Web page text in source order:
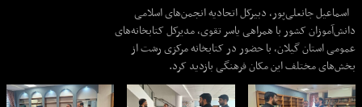
اسماعیل جانعلی‌پور، دبیرکل اتحادیه انجمن‌های اسلامی
دانش‌آموزان کشور با همراهی یاسر تقوی، مدیرکل کتابخانه‌های
عمومی استان گیلان، با حضور در کتابخانه مرکزی رشت از
بخش‌های مختلف این مکان فرهنگی بازدید کرد.